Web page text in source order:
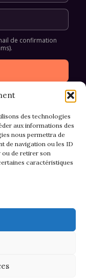
des technologies
aux informations des
nous permettra de
de navigation ou les ID
ou de retirer son
caractéristiques
de confirmation
par